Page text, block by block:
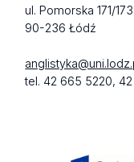
ul. Pomorska 171/
90-236 Łódź
tel. 42 665 5220, 42